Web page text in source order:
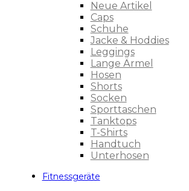
Neue Artikel
Caps
Schuhe
Jacke & Hoddies
Leggings
Lange Ärmel
Hosen
Shorts
Socken
Sporttaschen
Tanktops
T-Shirts
Handtuch
Unterhosen
Fitnessgeräte